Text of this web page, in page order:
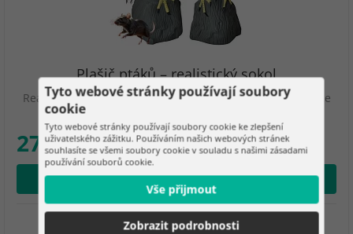
Plašič ptáků – realistický sokol
Realistický plašič účinně odstrašuje ptáky a malé hlodavce
díky věrnému provedení, realistickým…
276 Kč
Přidat do košíku
Skladem
Tyto webové stránky používají soubory
cookie
Tyto webové stránky používají soubory cookie ke zlepšení
uživatelského zážitku. Používáním našich webových stránek
souhlasíte se všemi soubory cookie v souladu s našimi zásadami
používání souborů cookie.
Vše přijmout
Zobrazit podrobnosti